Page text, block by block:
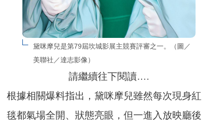
黛咪摩兒是第79屆坎城影展主競賽評審之一。（圖／
美聯社／達志影像）
請繼續往下閱讀….
根據相關爆料指出，黛咪摩兒雖然每次現身紅
毯都氣場全開、狀態亮眼，但一進入放映廳後